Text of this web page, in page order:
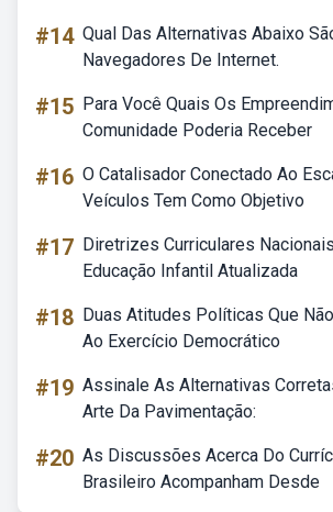
#14 Qual Das Alternativas Abaixo
Navegadores De Internet.
#15 Para Você Quais Os
Comunidade Poderia Receber
#16 O Catalisador Conectado Ao
Veículos Tem Como Objetivo
#17 Diretrizes Curriculares
Educação Infantil Atualizada
#18 Duas Atitudes Políticas Que
Ao Exercício Democrático
#19 Assinale As Alternativas
Arte Da Pavimentação:
#20 As Discussões Acerca Do
Brasileiro Acompanham Desde